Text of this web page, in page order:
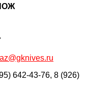
642-43-76, 8 (926)